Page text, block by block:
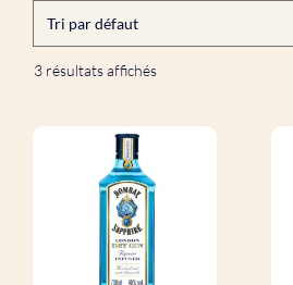
3 résultats affichés